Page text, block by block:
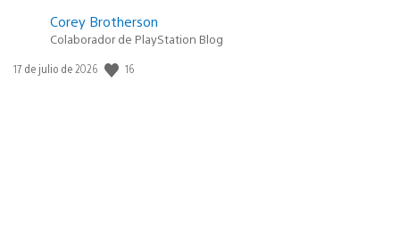
Corey Brotherson
Colaborador de PlayStation Blog
Fecha
17 de julio de 2026 16